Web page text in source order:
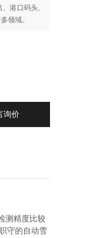
港口码头、
领域。
询价
测精度比较
守的自动雪